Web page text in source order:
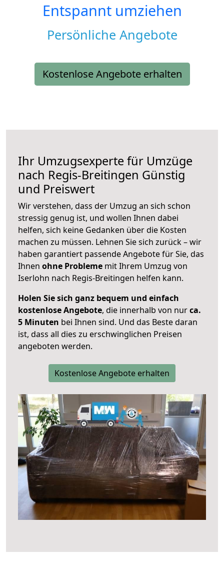
Entspannt umziehen
Persönliche Angebote
Kostenlose Angebote erhalten
Ihr Umzugsexperte für Umzüge
nach Regis-Breitingen Günstig
und Preiswert
Wir verstehen, dass der Umzug an sich schon
stressig genug ist, und wollen Ihnen dabei
helfen, sich keine Gedanken über die Kosten
machen zu müssen. Lehnen Sie sich zurück – wir
haben garantiert passende Angebote für Sie, das
Ihnen ohne Probleme mit Ihrem Umzug von
Iserlohn nach Regis-Breitingen helfen kann.
Holen Sie sich ganz bequem und einfach
kostenlose Angebote, die innerhalb von nurca.
5 Minuten bei Ihnen sind. Und das Beste daran
ist, dass all dies zu erschwinglichen Preisen
angeboten werden.
Kostenlose Angebote erhalten